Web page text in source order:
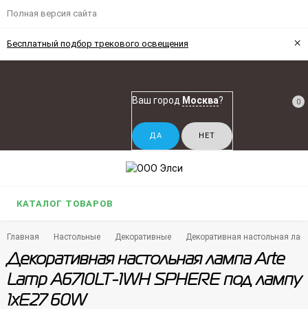
Полная версия сайта
Бесплатный подбор трекового освещения ×
Ваш город Москва? 0
КАТАЛОГ ТОВАРОВ
Главная Настольные Декоративные Декоративная настольная
Декоративная настольная лампа Arte
Lamp A6710LT-1WH SPHERE под лампу
1xE27 60W